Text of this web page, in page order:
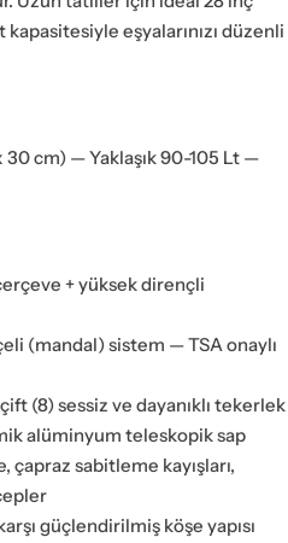
eşyalarınızı düzenli
30 cm) — Yaklaşık 90-105 Lt —
+ yüksek dirençli
(mandal) sistem — TSA onaylı
(8) sessiz ve dayanıklı tekerlek
alüminyum teleskopik sap
çapraz sabitleme kayışları,
güçlendirilmiş köşe yapısı